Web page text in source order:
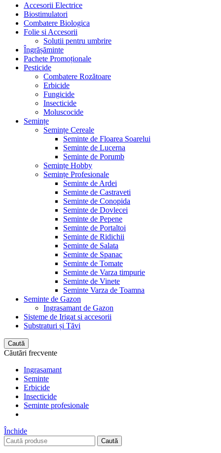
Accesorii Electrice
Biostimulatori
Combatere Biologica
Folie si Accesorii
Solutii pentru umbrire
Îngrășăminte
Pachete Promoționale
Pesticide
Combatere Rozătoare
Erbicide
Fungicide
Insecticide
Moluscocide
Semințe
Semințe Cereale
Seminte de Floarea Soarelui
Seminte de Lucerna
Seminte de Porumb
Semințe Hobby
Semințe Profesionale
Seminte de Ardei
Seminte de Castraveti
Seminte de Conopida
Seminte de Dovlecei
Seminte de Pepene
Seminte de Portaltoi
Seminte de Ridichii
Seminte de Salata
Seminte de Spanac
Seminte de Tomate
Seminte de Varza timpurie
Seminte de Vinete
Seminte Varza de Toamna
Seminte de Gazon
Ingrasamant de Gazon
Sisteme de Irigat si accesorii
Substraturi și Tăvi
Caută
Căutări frecvente
Ingrasamant
Seminte
Erbicide
Insecticide
Seminte profesionale
Închide
Caută